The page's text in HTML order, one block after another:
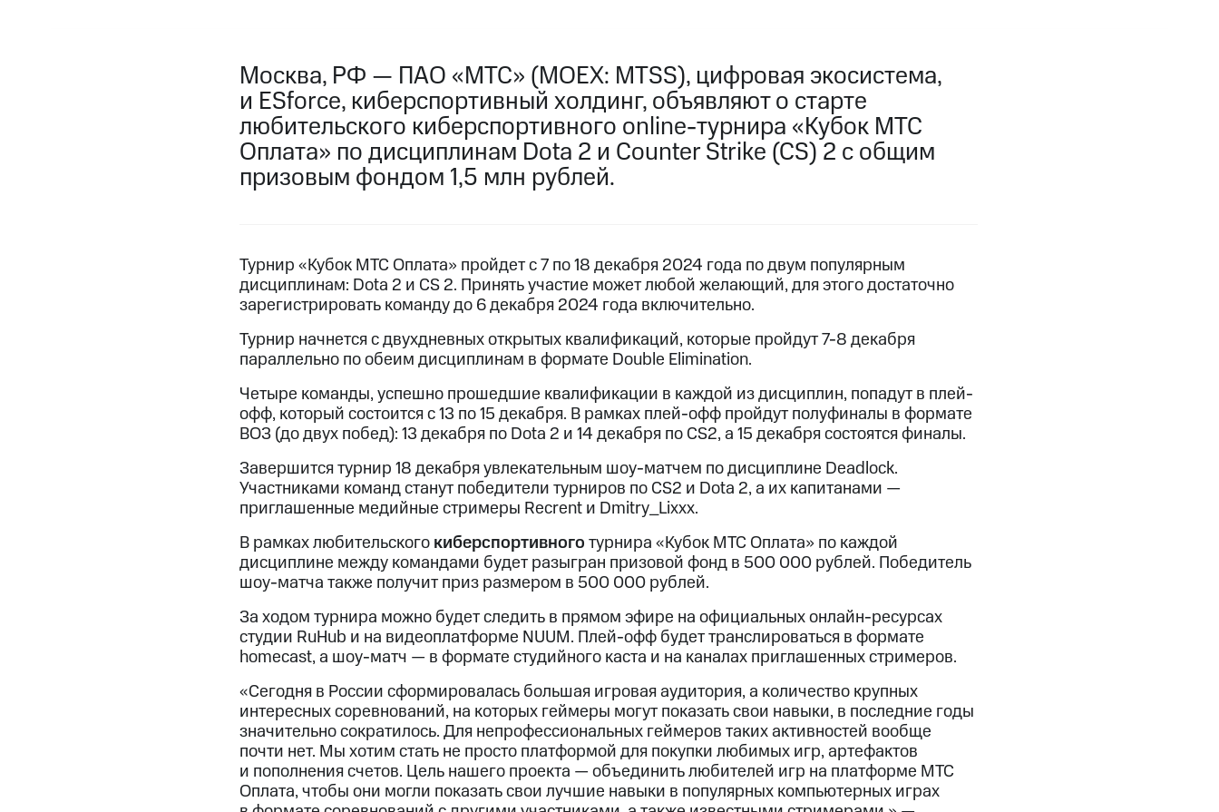
Москва, РФ — ПАО «МТС» (MOEX: MTSS), цифровая экосистема,
и ESforce, киберспортивный холдинг, объявляют о старте
любительского киберспортивного online-турнира «Кубок МТС
Оплата» по дисциплинам Dota 2 и Counter Strike (CS) 2 с общим
призовым фондом 1,5 млн рублей.
Турнир «Кубок МТС Оплата» пройдет с 7 по 18 декабря 2024 года по двум популярным
дисциплинам: Dota 2 и CS 2. Принять участие может любой желающий, для этого достаточно
зарегистрировать команду до 6 декабря 2024 года включительно.
Турнир начнется с двухдневных открытых квалификаций, которые пройдут 7-8 декабря
параллельно по обеим дисциплинам в формате Double Elimination.
Четыре команды, успешно прошедшие квалификации в каждой из дисциплин, попадут в плей-
офф, который состоится с 13 по 15 декабря. В рамках плей-офф пройдут полуфиналы в формате
ВОЗ (до двух побед): 13 декабря по Dota 2 и 14 декабря по CS2, а 15 декабря состоятся финалы.
Завершится турнир 18 декабря увлекательным шоу-матчем по дисциплине Deadlock.
Участниками команд станут победители турниров по CS2 и Dota 2, а их капитанами —
приглашенные медийные стримеры Recrent и Dmitry_Lixxx.
В рамках любительскогокиберспортивноготурнира «Кубок МТС Оплата» по каждой
дисциплине между командами будет разыгран призовой фонд в 500 000 рублей. Победитель
шоу-матча также получит приз размером в 500 000 рублей.
За ходом турнира можно будет следить в прямом эфире на официальных онлайн-ресурсах
студии RuHub и на видеоплатформе NUUM. Плей-офф будет транслироваться в формате
homecast, а шоу-матч — в формате студийного каста и на каналах приглашенных стримеров.
«Сегодня в России сформировалась большая игровая аудитория, а количество крупных
интересных соревнований, на которых геймеры могут показать свои навыки, в последние годы
значительно сократилось. Для непрофессиональных геймеров таких активностей вообще
почти нет. Мы хотим стать не просто платформой для покупки любимых игр, артефактов
и пополнения счетов. Цель нашего проекта — объединить любителей игр на платформе МТС
Оплата, чтобы они могли показать свои лучшие навыки в популярных компьютерных играх